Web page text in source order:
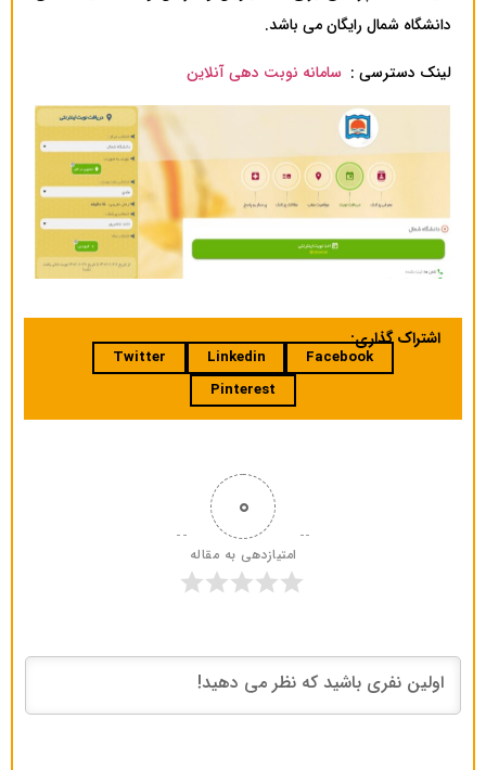
دانشگاه شمال رایگان می باشد.
لینک دسترسی : سامانه نوبت دهی آنلاین
اشتراک گذاری:
Facebook
Linkedin
Twitter
Pinterest
0
امتیازدهی به مقاله